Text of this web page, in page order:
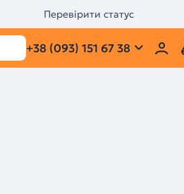
Перевірити статус
+38 (093) 151 67 38